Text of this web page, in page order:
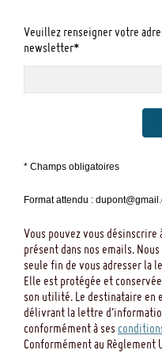
Le Musée Fabre,
Michel -
Voir les oeuvres en lien
Musée Fabre -
nationaux - 2006
FARIGOULE,
Voir les oeuvres en lien
Gustave
des
Veuillez renseigner votre
newsletter*
* Champs obligatoires
Format attendu :
Vous pouvez vous
présent dans nos emails.
seule fin de vous adresser la
Elle est protégée et
son utilité. Le destinataire en
délivrant la lettre
conformément à ses
Conformément au Règlement